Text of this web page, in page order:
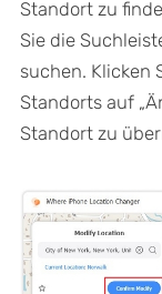
Standort zu
Sie die
suchen. Klicken
Standorts auf
Standort zu